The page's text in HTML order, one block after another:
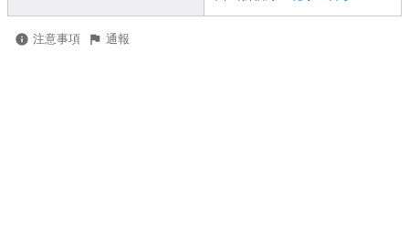
注意事項 通報